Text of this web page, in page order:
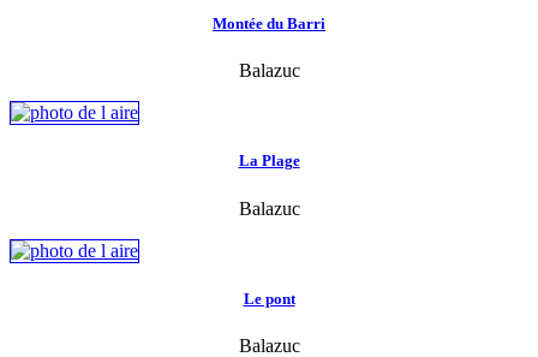
Montée du Barri
Balazuc
La Plage
Balazuc
Le pont
Balazuc